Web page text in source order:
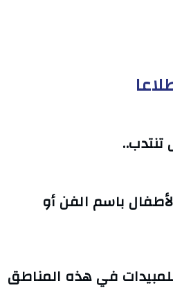
باسم الفن أو
في هذه المناطق